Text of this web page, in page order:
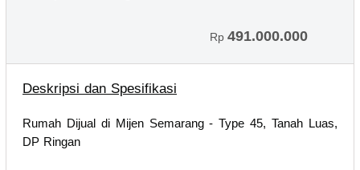
Rp 491.000.000
Deskripsi dan Spesifikasi
Rumah Dijual di Mijen Semarang - Type 45, Tanah Luas,
DP Ringan